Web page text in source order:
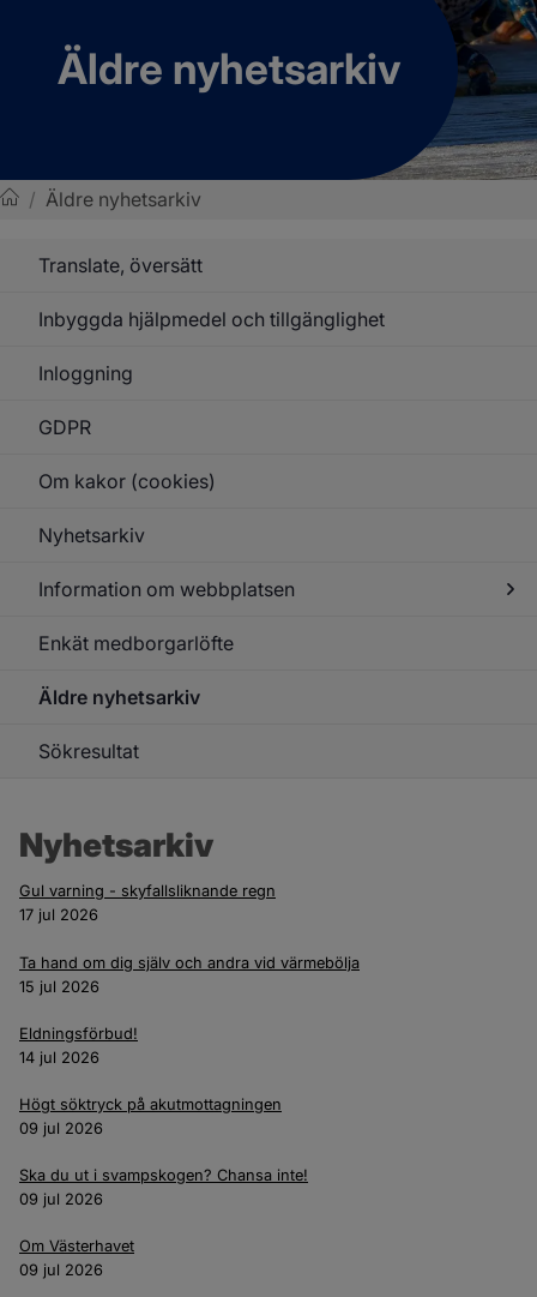
Äldre nyhetsarkiv
/ Äldre nyhetsarkiv
Translate, översätt
Inbyggda hjälpmedel och tillgänglighet
Inloggning
GDPR
Om kakor (cookies)
Nyhetsarkiv
Information om webbplatsen
Enkät medborgarlöfte
Äldre nyhetsarkiv
Sökresultat
Nyhetsarkiv
Gul varning - skyfallsliknande regn
17 jul 2026
Ta hand om dig själv och andra vid värmebölja
15 jul 2026
Eldningsförbud!
14 jul 2026
Högt söktryck på akutmottagningen
09 jul 2026
Ska du ut i svampskogen? Chansa inte!
09 jul 2026
Om Västerhavet
09 jul 2026